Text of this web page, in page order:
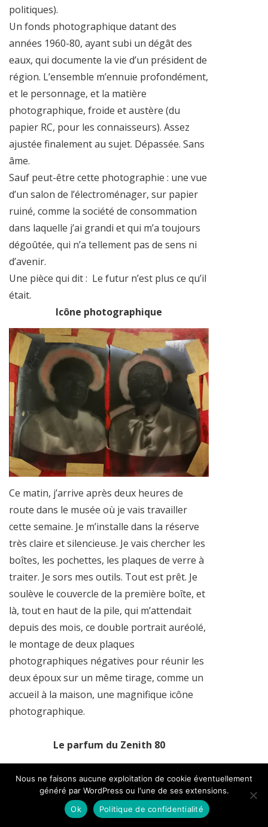
politiques).
Un fonds photographique datant des
années 1960-80, ayant subi un dégât des
eaux, qui documente la vie d’un président de
région. L’ensemble m’ennuie profondément,
et le personnage, et la matière
photographique, froide et austère (du
papier RC, pour les connaisseurs). Assez
ajustée finalement au sujet. Dépassée. Sans
âme.
Sauf peut-être cette photographie : une vue
d’un salon de l’électroménager, sur papier
ruiné, comme la société de consommation
dans laquelle j’ai grandi et qui m’a toujours
dégoûtée, qui n’a tellement pas de sens ni
d’avenir.
Une pièce qui dit : Le futur n’est plus ce qu’il
était.
Icône photographique
Ce matin, j’arrive après deux heures de
route dans le musée où je vais travailler
cette semaine. Je m’installe dans la réserve
très claire et silencieuse. Je vais chercher les
boîtes, les pochettes, les plaques de verre à
traiter. Je sors mes outils. Tout est prêt. Je
soulève le couvercle de la première boîte, et
là, tout en haut de la pile, qui m’attendait
depuis des mois, ce double portrait auréolé,
le montage de deux plaques
photographiques négatives pour réunir les
deux époux sur un même tirage, comme un
accueil à la maison, une magnifique icône
photographique.
Le parfum du Zenith 80
Nous ne faisons aucune exploitation de cookie éventuellement
généré par WordPress ou l'une de ses extensions.
Ok
Politique de confidentialité